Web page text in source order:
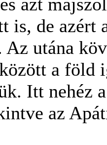
is, de azért
utána
a föld
Itt nehéz
az